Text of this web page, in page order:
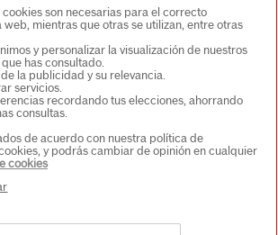
PAÍS/REGIÓN
de los productos
son necesarias para el correcto
mientras que otras se utilizan, entre otras
y personalizar la visualización de nuestros
has consultado.
la publicidad y su relevancia.
servicios.
recordando tus elecciones, ahorrando
consultas.
de acuerdo con nuestra política de
y podrás cambiar de opinión en cualquier
cookies